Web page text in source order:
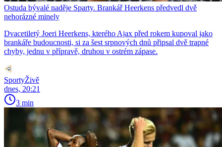
Ostuda bývalé naděje Sparty. Brankář Heerkens předvedl dvě
nehorázné minely
Dvacetiletý Joeri Heerkens, kterého Ajax před rokem kupoval jako
brankáře budoucnosti, si za šest srpnových dnů připsal dvě trapné
chyby, jednu v přípravě, druhou v ostrém zápase.
SportyŽivě
dnes, 20:21
3 min